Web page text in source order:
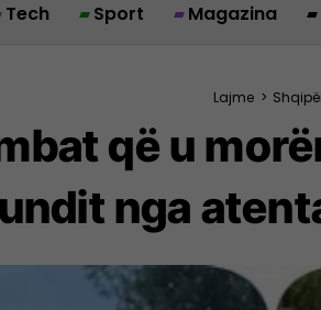
Tech Sport Magazina
Lajme >
që u
nga